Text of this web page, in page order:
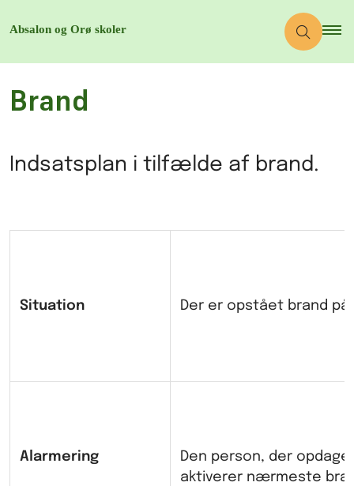
Brand
Indsatsplan i tilfælde af brand.
Situation Der er opstået brand på
Alarmering
Den person, der
aktiverer nærmeste